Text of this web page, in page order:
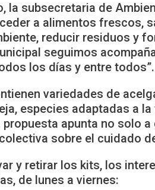
la subsecretaria de
a alimentos frescos,
reducir residuos y
seguimos
los días y entre todos”.
variedades de
especies adaptadas a
propuesta apunta no solo
sobre el cuidado
y retirar los kits, los
de lunes a viernes: